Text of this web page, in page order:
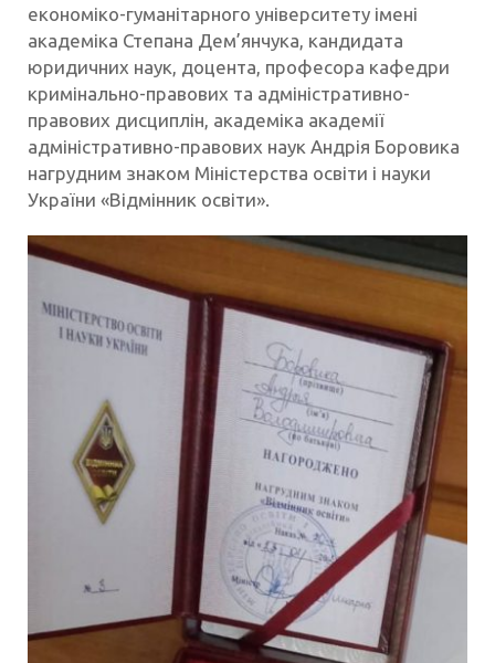
економіко-гуманітарного університету імені
академіка Степана Дем’янчука, кандидата
юридичних наук, доцента, професора кафедри
кримінально-правових та адміністративно-
правових дисциплін, академіка академії
адміністративно-правових наук Андрія Боровика
нагрудним знаком Міністерства освіти і науки
України «Відмінник освіти».